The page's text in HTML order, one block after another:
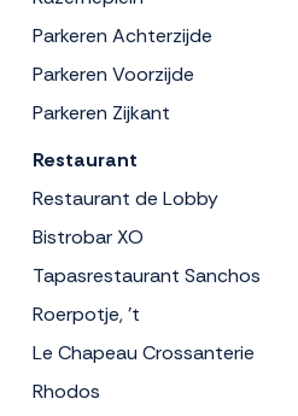
Parkeren Achterzijde
Parkeren Voorzijde
Parkeren Zijkant
Restaurant
Restaurant de Lobby
Bistrobar XO
Tapasrestaurant Sanchos
Roerpotje, 't
Le Chapeau Crossanterie
Rhodos